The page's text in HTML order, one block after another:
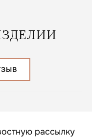
рассылку